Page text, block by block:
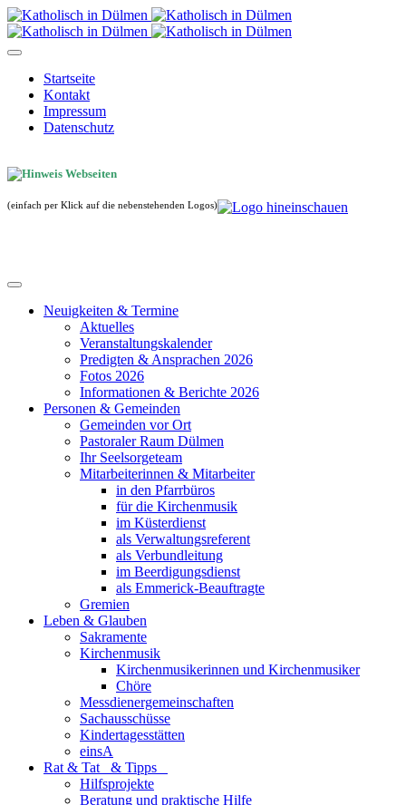
Startseite
Kontakt
Impressum
Datenschutz
(einfach per Klick auf die nebenstehenden Logos)
Neuigkeiten & Termine
Aktuelles
Veranstaltungskalender
Predigten & Ansprachen 2026
Fotos 2026
Informationen & Berichte 2026
Personen & Gemeinden
Gemeinden vor Ort
Pastoraler Raum Dülmen
Ihr Seelsorgeteam
Mitarbeiterinnen & Mitarbeiter
in den Pfarrbüros
für die Kirchenmusik
im Küsterdienst
als Verwaltungsreferent
als Verbundleitung
im Beerdigungsdienst
als Emmerick-Beauftragte
Gremien
Leben & Glauben
Sakramente
Kirchenmusik
Kirchenmusikerinnen und Kirchenmusiker
Chöre
Messdienergemeinschaften
Sachausschüsse
Kindertagesstätten
einsA
Rat & Tat & Tipps
Hilfsprojekte
Beratung und praktische Hilfe